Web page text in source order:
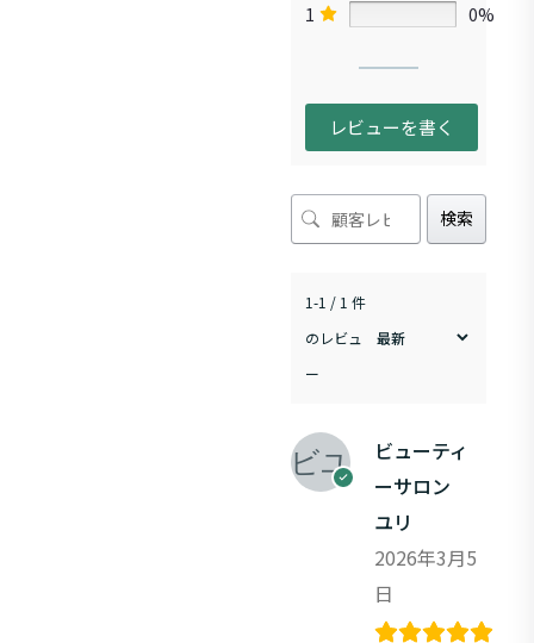
1
0%
レビューを書く
検索
1-1 / 1 件
のレビュ
ー
ビューティ
ーサロン
ユリ
2026年3月5
日